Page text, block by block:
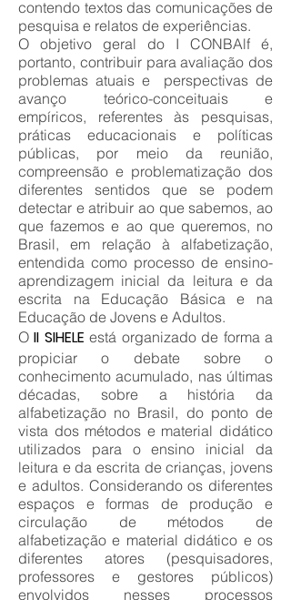
contendo textos das comunicações de
pesquisa e relatos de experiências.
O objetivo geral do I CONBAlf é,
portanto, contribuir para avaliação dos
problemas atuais e perspectivas de
avanço teórico-conceituais e
empíricos, referentes às pesquisas,
práticas educacionais e políticas
públicas, por meio da reunião,
compreensão e problematização dos
diferentes sentidos que se podem
detectar e atribuir ao que sabemos, ao
que fazemos e ao que queremos, no
Brasil, em relação à alfabetização,
entendida como processo de ensino-
aprendizagem inicial da leitura e da
escrita na Educação Básica e na
Educação de Jovens e Adultos.
OII SIHELEestá organizado de forma a
propiciar o debate sobre o
conhecimento acumulado, nas últimas
décadas, sobre a história da
alfabetização no Brasil, do ponto de
vista dos métodos e material didático
utilizados para o ensino inicial da
leitura e da escrita de crianças, jovens
e adultos. Considerando os diferentes
espaços e formas de produção e
circulação de métodos de
alfabetização e material didático e os
diferentes atores (pesquisadores,
professores e gestores públicos)
envolvidos nesses processos